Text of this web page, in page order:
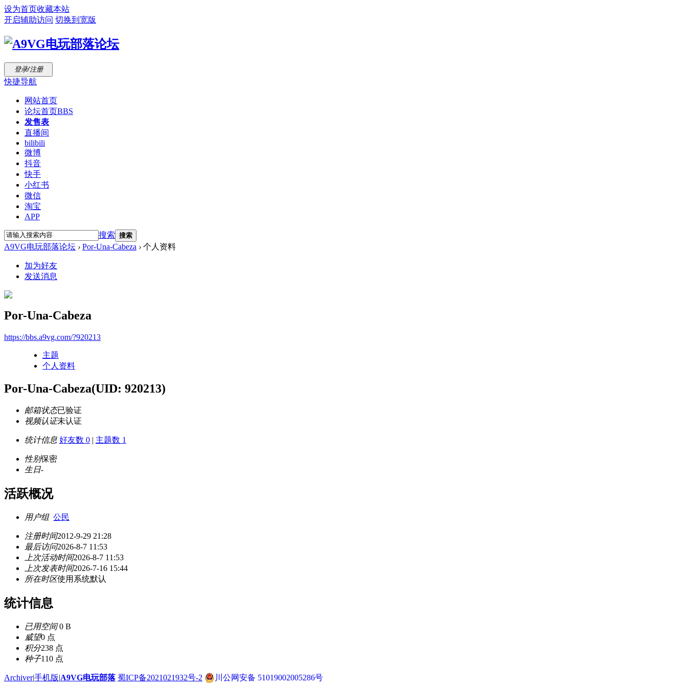
设为首页收藏本站
开启辅助访问 切换到宽版
登录/注册
快捷导航
网站首页
论坛首页BBS
发售表
直播间
bilibili
微博
抖音
快手
小红书
微信
淘宝
APP
搜索 搜索
A9VG电玩部落论坛 › Por-Una-Cabeza › 个人资料
加为好友
发送消息
Por-Una-Cabeza
https://bbs.a9vg.com/?920213
主题
个人资料
Por-Una-Cabeza(UID: 920213)
邮箱状态已验证
视频认证未认证
统计信息 好友数 0 | 主题数 1
性别保密
生日-
活跃概况
用户组 公民
注册时间2012-9-29 21:28
最后访问2026-8-7 11:53
上次活动时间2026-8-7 11:53
上次发表时间2026-7-16 15:44
所在时区使用系统默认
统计信息
已用空间0 B
威望0 点
积分238 点
种子110 点
Archiver|手机版|A9VG电玩部落 蜀ICP备2021021932号-2 川公网安备 51019002005286号